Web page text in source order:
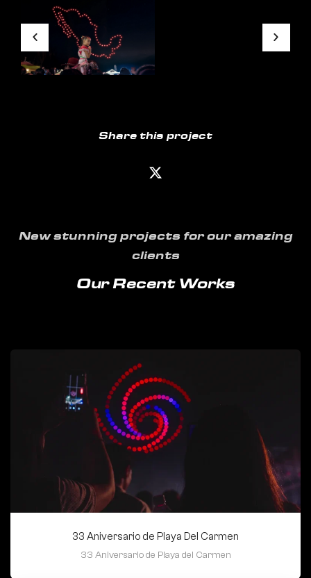
Share this project
New stunning projects for our amazing
clients
Our Recent Works
33 Aniversario de Playa Del Carmen
33 Aniversario de Playa del Carmen